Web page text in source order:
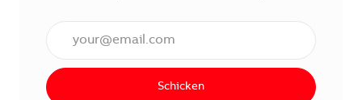
Schicken